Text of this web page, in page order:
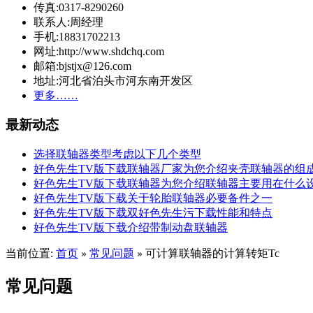
传真:0317-8290260
联系人:周经理
手机:18831702213
网址:http://www.shdchq.com
邮箱:bjstjx@126.com
地址:河北省泊头市河东南开发区
更多……
最新动态
选择联轴器类型考虑以下几个类型
好色先生TV版下载联轴器厂家为您介绍夹壳联轴器的组
好色先生TV版下载联轴器为您介绍联轴器主要用在什么
好色先生TV版下载关于轮胎联轴器必要备件之一
好色先生TV版下载双好色先生污下载性能和特点
好色先生TV版下载介绍带制动盘联轴器
当前位置: 首页 » 常见问题 » 可计算联轴器的计算转矩Tc
常见问题